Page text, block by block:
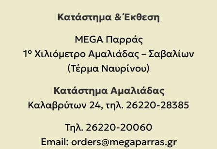
Κατάστημα & Έκθεση
MEGA Παρράς
1° Χιλιόμετρο Αμαλιάδας – Σαβαλίων
(Τέρμα Ναυρίνου)
Κατάστημα Αμαλιάδας
Καλαβρύτων 24, τηλ. 26220-28385
Τηλ. 26220-20060
Email: orders@megaparras.gr